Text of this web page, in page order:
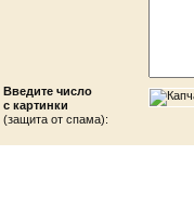
Введите число
с картинки
(защита от спама):